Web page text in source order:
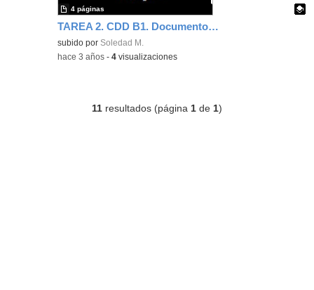
TAREA 2. CDD B1. Documento con enlaces a la presentación e infografía CANVA.
Contenido educativo.
subido por Soledad M.
4 páginas
-hace 3 años -4 visualizaciones
11resultados (página 1de 1)